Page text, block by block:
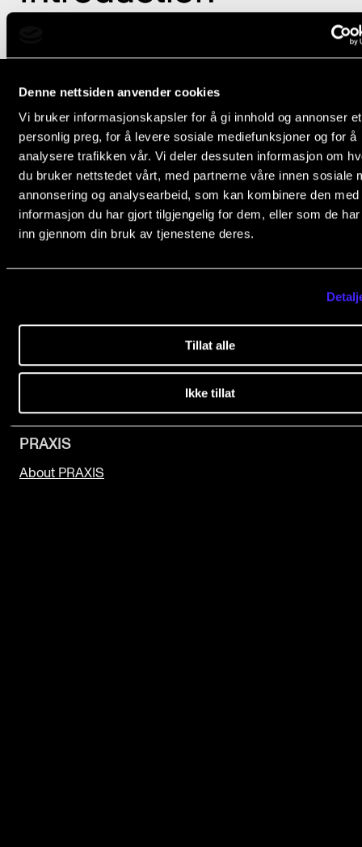
Denne nettsiden anvender cookies
Vi bruker informasjonskapsler for å gi innhold og annonser et
personlig preg, for å levere sosiale mediefunksjoner og for å
analysere trafikken vår. Vi deler dessuten informasjon om
du bruker nettstedet vårt, med partnerne våre innen sosiale
annonsering og analysearbeid, som kan kombinere den med
informasjon du har gjort tilgjengelig for dem, eller som de
inn gjennom din bruk av tjenestene deres.
Tillat alle
Ikke tillat
The Norwegian Academy of Music
Slemdalsveien 11
0369 Oslo, Norway
+47 23 36 70 00
post@nmh.no
PRAXIS - RESOURCES FOR HIGHER MUSIC
PRAXIS
About PRAXIS